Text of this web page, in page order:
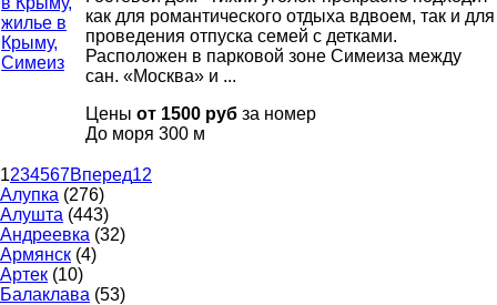
как для романтического отдыха вдвоем, так и для
проведения отпуска семей с детками.
Расположен в парковой зоне Симеиза между
сан. «Москва» и ...
Цены от 1500 руб за номер
До моря 300 м
1234567Вперед12
Алупка (276)
Алушта (443)
Андреевка (32)
Армянск (4)
Артек (10)
Балаклава (53)